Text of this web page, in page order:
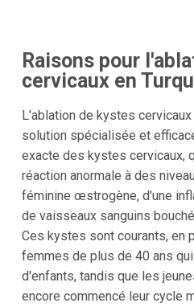
Raisons pour
cervicaux en
L'ablation de kystes
solution spécialisée et
exacte des kystes cervicaux,
réaction anormale à des
féminine œstrogène, d'une
de vaisseaux sanguins
Ces kystes sont courants, en
femmes de plus de 40 ans
d'enfants, tandis que les
encore commencé leur cycle